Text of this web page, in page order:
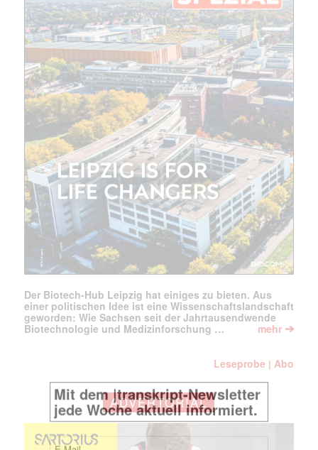
Der Biotech-Hub Leipzig hat einiges zu bieten. Aus
einer politischen Idee ist eine Wissenschaftslandschaft
geworden: Wie Sachsen seit der Jahrtausendwende
Biotechnologie und Medizinforschung …
mehr ➔
Leseprobe |Abo
ADVERTORIAL